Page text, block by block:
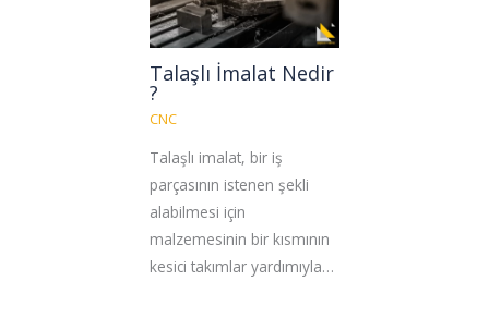
Talaşlı İmalat Nedir
?
CNC
Talaşlı imalat, bir iş
parçasının istenen şekli
alabilmesi için
malzemesinin bir kısmının
kesici takımlar yardımıyla…